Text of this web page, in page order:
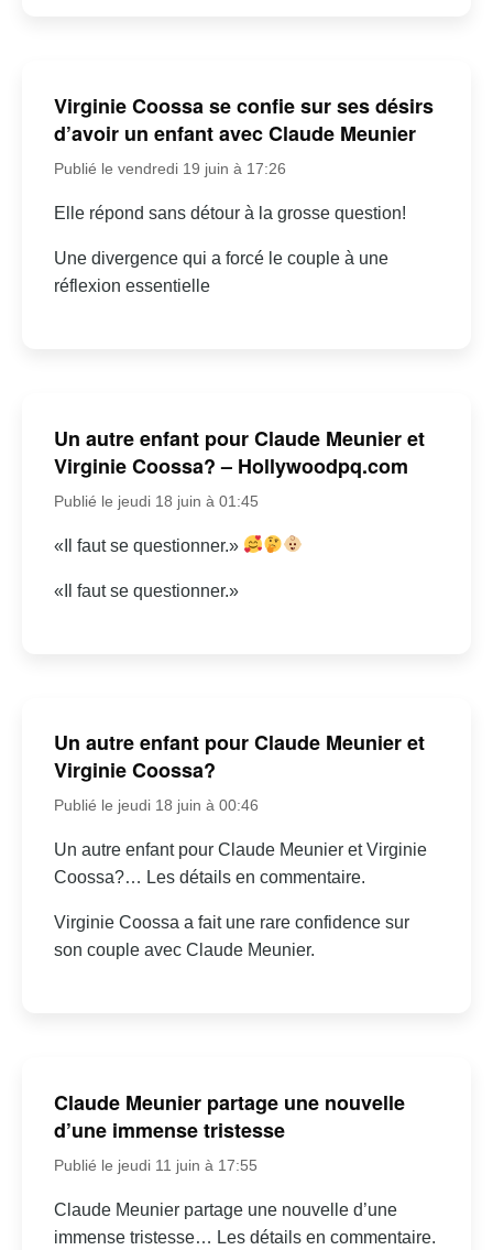
Virginie Coossa se confie sur ses désirs
d’avoir un enfant avec Claude Meunier
Publié le vendredi 19 juin à 17:26
Elle répond sans détour à la grosse question!
Une divergence qui a forcé le couple à une
réflexion essentielle
Un autre enfant pour Claude Meunier et
Virginie Coossa? – Hollywoodpq.com
Publié le jeudi 18 juin à 01:45
«Il faut se questionner.»
«Il faut se questionner.»
Un autre enfant pour Claude Meunier et
Virginie Coossa?
Publié le jeudi 18 juin à 00:46
Un autre enfant pour Claude Meunier et Virginie
Coossa?… Les détails en commentaire.
Virginie Coossa a fait une rare confidence sur
son couple avec Claude Meunier.
Claude Meunier partage une nouvelle
d’une immense tristesse
Publié le jeudi 11 juin à 17:55
Claude Meunier partage une nouvelle d’une
immense tristesse… Les détails en commentaire.